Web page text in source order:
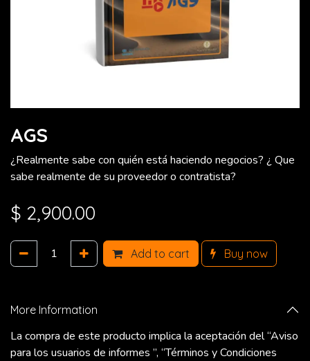
AGS
¿Realmente sabe con quién está haciendo negocios? ¿ Que
sabe realmente de su proveedor o contratista?
$ 2,900.00
Add to cart Buy now
More Information
La compra de este producto implica la aceptación del “Aviso
para los usuarios de informes ”, “Términos y Condiciones